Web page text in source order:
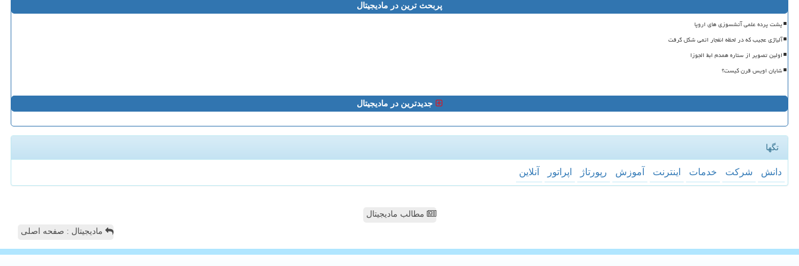
پربحث ترین در مادیجیتال
پشت پرده علمی آتشسوزی های اروپا
آلیاژی عجیب که در لحظه انفجار اتمی شکل گرفت
اولین تصویر از ستاره همدم ابط الجوزا
شایان اویس قرن کیست؟
جدیدترین در مادیجیتال
تگها
دانش شركت خدمات اینترنت آموزش رپورتاژ اپراتور آنلاین
مطالب مادیجیتال
مادیجیتال : صفحه اصلی